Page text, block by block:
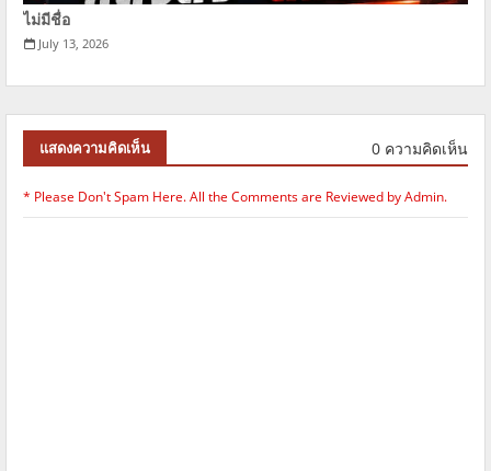
ไม่มีชื่อ
July 13, 2026
แสดงความคิดเห็น 0 ความคิดเห็น
* Please Don't Spam Here. All the Comments are Reviewed by Admin.